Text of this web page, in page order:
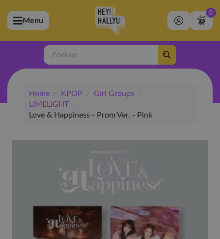
(Artiesten)
(Merchandise)
(Exclusive)
(Winkel)
Menu
0
Zoeken
Home / KPOP / Girl Groups
/
LIMELIGHT
/
Love & Happiness - Prom Ver. - Pink